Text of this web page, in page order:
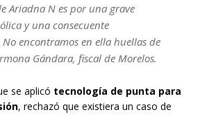
Ariadna N es por una grave
y una consecuente
encontramos en ella huellas de
Gándara, fiscal de Morelos.
se aplicó tecnología de punta para
, rechazó que existiera un caso de